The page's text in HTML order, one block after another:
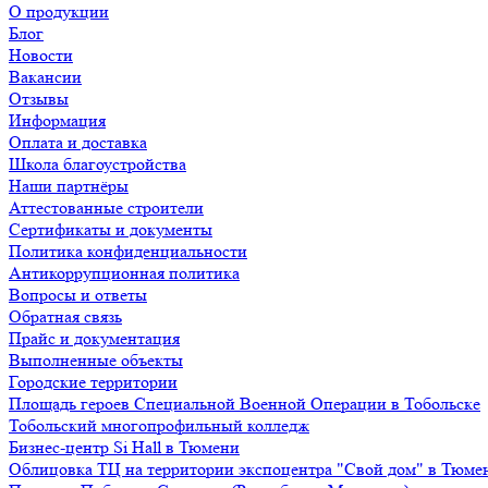
О продукции
Блог
Новости
Вакансии
Отзывы
Информация
Оплата и доставка
Школа благоустройства
Наши партнёры
Аттестованные строители
Сертификаты и документы
Политика конфиденциальности
Антикоррупционная политика
Вопросы и ответы
Обратная связь
Прайс и документация
Выполненные объекты
Городские территории
Площадь героев Специальной Военной Операции в Тобольске
Тобольский многопрофильный колледж
Бизнес-центр Si Hall в Тюмени
Облицовка ТЦ на территории экспоцентра "Свой дом" в